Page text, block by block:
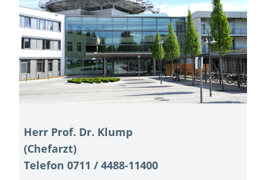
Herr Prof. Dr. Klump
(Chefarzt)
Telefon 0711 / 4488-11400